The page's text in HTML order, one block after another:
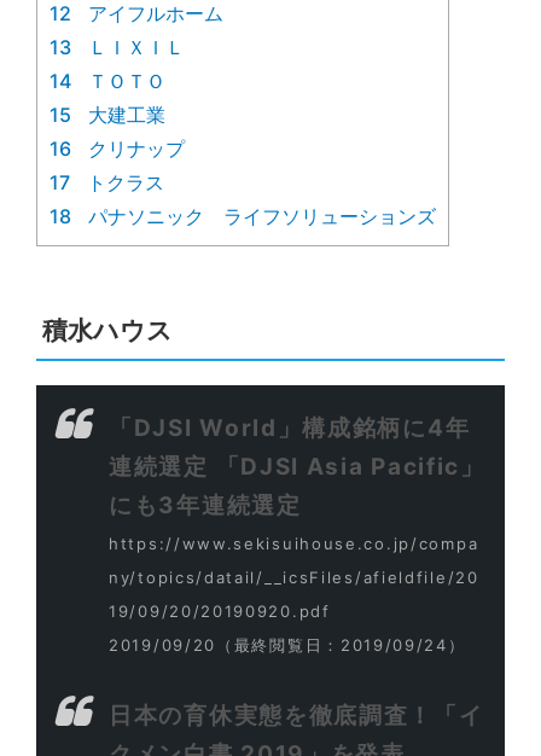
12
アイフルホーム
13
ＬＩＸＩＬ
14
ＴＯＴＯ
15
大建工業
16
クリナップ
17
トクラス
18
パナソニック ライフソリューションズ
積水ハウス
「DJSI World」構成銘柄に4年
連続選定 「DJSI Asia Pacific」
にも3年連続選定
https://www.sekisuihouse.co.jp/compa
ny/topics/datail/__icsFiles/afieldfile/20
19/09/20/20190920.pdf
2019/09/20
（最終閲覧日：2019/09/24）
日本の育休実態を徹底調査！「イ